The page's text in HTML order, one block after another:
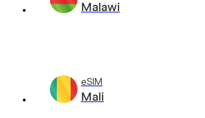
Malawi
eSIM
Mali